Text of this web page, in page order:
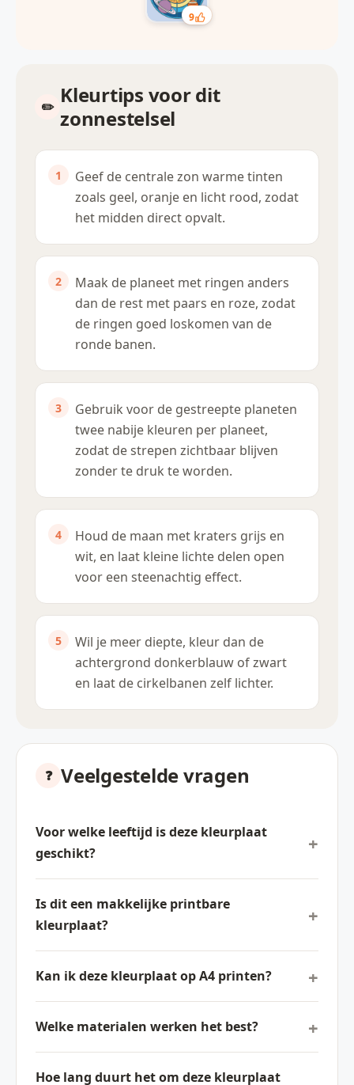
9
Kleurtips voor dit
zonnestelsel
Geef de centrale zon warme tinten
zoals geel, oranje en licht rood, zodat
het midden direct opvalt.
Maak de planeet met ringen anders
dan de rest met paars en roze, zodat
de ringen goed loskomen van de
ronde banen.
Gebruik voor de gestreepte planeten
twee nabije kleuren per planeet,
zodat de strepen zichtbaar blijven
zonder te druk te worden.
Houd de maan met kraters grijs en
wit, en laat kleine lichte delen open
voor een steenachtig effect.
Wil je meer diepte, kleur dan de
achtergrond donkerblauw of zwart
en laat de cirkelbanen zelf lichter.
Veelgestelde vragen
Voor welke leeftijd is deze kleurplaat
geschikt?
Is dit een makkelijke printbare
kleurplaat?
Kan ik deze kleurplaat op A4 printen?
Welke materialen werken het best?
Hoe lang duurt het om deze kleurplaat